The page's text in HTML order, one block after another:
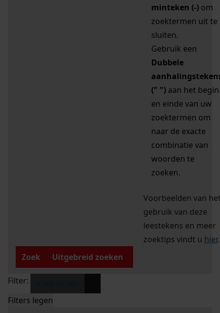
minteken (-) om
zoektermen uit te
sluiten.
Gebruik een
Dubbele
(" ") aan het begin
en einde van uw
zoektermen om
naar de exacte
combinatie van
woorden te
zoeken.
Voorbeelden van
gebruik van deze
leestekens en meer
zoektips vindt u hier.
Zoek
Uitgebreid zoeken
Filter:
Filters legen